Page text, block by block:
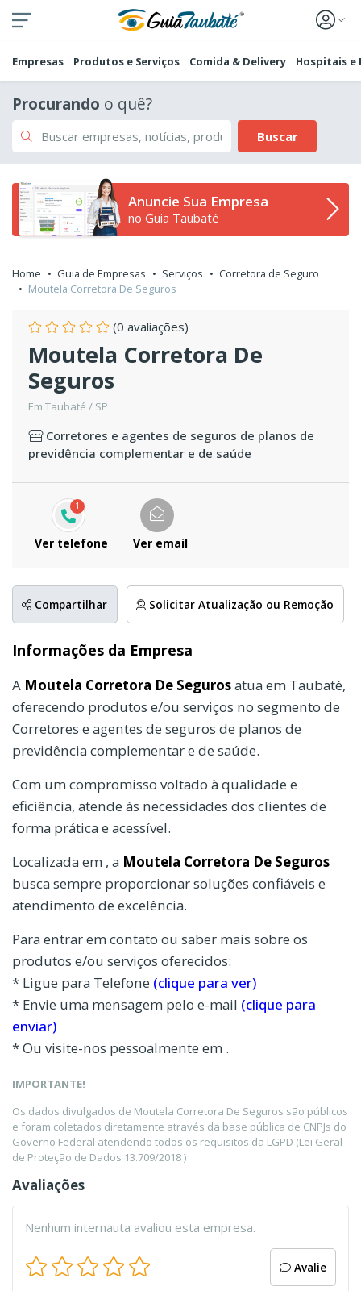
Empresas Produtos e Serviços Comida & Delivery Hospitais e
Procurando o quê?
Buscar
Anuncie Sua Empresa
no Guia Taubaté
Home Guia de Empresas Serviços
Corretora de Seguro
Moutela Corretora De Seguros
(0 avaliações)
Moutela Corretora De
Seguros
Em Taubaté / SP
Corretores e agentes de seguros de planos de
previdência complementar e de saúde
1
Ver telefone Ver email
Compartilhar Solicitar Atualização ou Remoção
Informações da Empresa
A Moutela Corretora De Segurosatua em Taubaté,
oferecendo produtos e/ou serviços no segmento de
Corretores e agentes de seguros de planos de
previdência complementar e de saúde.
Com um compromisso voltado à qualidade e
eficiência, atende às necessidades dos clientes de
forma prática e acessível.
Localizada em , a Moutela Corretora De Seguros
busca sempre proporcionar soluções confiáveis e
atendimento de excelência.
Para entrar em contato ou saber mais sobre os
produtos e/ou serviços oferecidos:
* Ligue para Telefone (clique para ver)
* Envie uma mensagem pelo e-mail (clique para
enviar)
* Ou visite-nos pessoalmente em .
IMPORTANTE!
Os dados divulgados de Moutela Corretora De Seguros são públicos
e foram coletados diretamente através da base pública de CNPJs do
Governo Federal atendendo todos os requisitos da LGPD (Lei Geral
de Proteção de Dados 13.709/2018 )
Avaliações
Nenhum internauta avaliou esta empresa.
Avalie